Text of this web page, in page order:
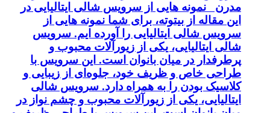
مدرن نمونه هایی از سرویس شالی ایتالیایی در
این مقاله از بیتوته، برای شما نمونه هایی از
سرویس شالی ایتالیایی را آورده ایم. سرویس
شالی ایتالیایی، یکی از زیورآلات محبوب و
پرطرفدار در میان بانوان است. این سرویس با
طراحی خاص و ظریف خود، جلوه‌ای از زیبایی و
کلاسیک بودن را به همراه دارد. سرویس شالی
ایتالیایی، یکی از زیورآلات محبوب و چشم نواز در